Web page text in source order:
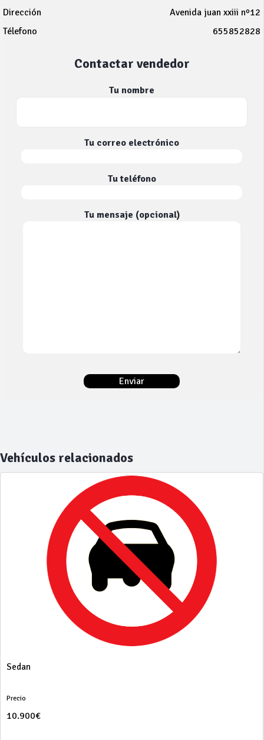
Dirección
Avenida juan xxiii nº12
Télefono
655852828
Contactar vendedor
Tu nombre
Tu correo electrónico
Tu teléfono
Tu mensaje (opcional)
Vehículos relacionados
Sedan
Precio
10.900€